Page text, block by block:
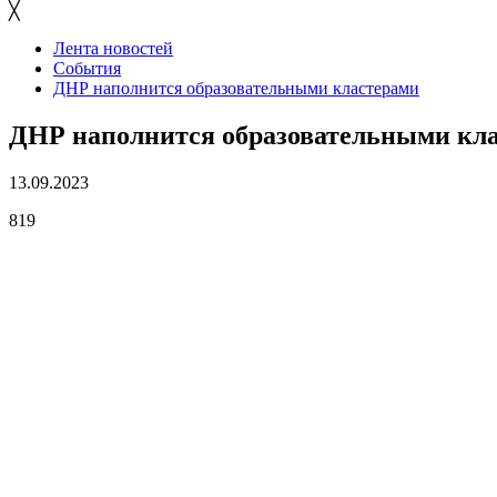
╳
Лента новостей
События
ДНР наполнится образовательными кластерами
ДНР наполнится образовательными
13.09.2023
819